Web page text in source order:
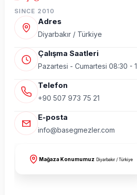
SINCE 2010
Adres
Diyarbakır / Türkiye
Çalışma Saatleri
Pazartesi - Cumartesi 08:30 -
Telefon
+90 507 973 75 21
E-posta
info@basegmezler.com
Mağaza Konumumuz Diyarbakır / Türkiye